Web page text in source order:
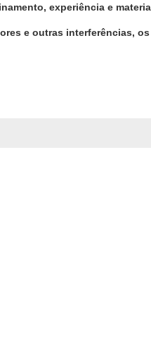
experiência e
e outras interferências,